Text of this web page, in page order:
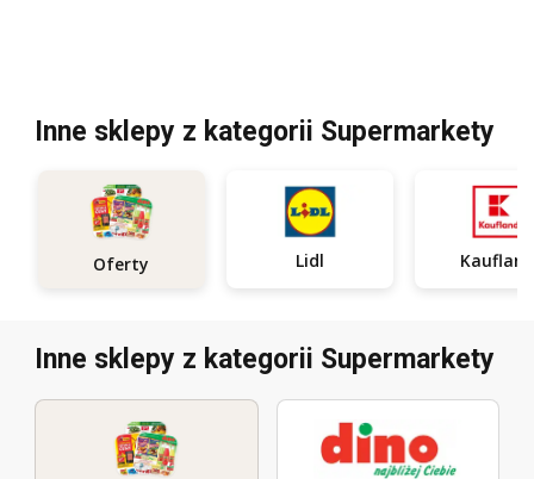
Inne sklepy z kategorii Supermarkety
Oferty Lidl
Inne sklepy z kategorii Supermarkety